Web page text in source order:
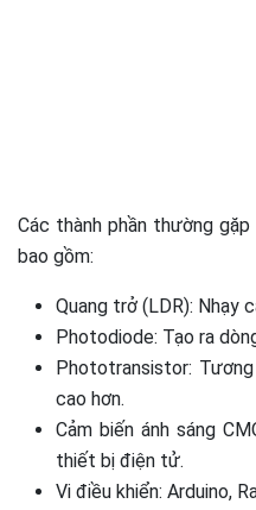
Các thành phần thường
bao gồm:
Quang trở (LDR): Nhạy
Photodiode: Tạo ra
Phototransistor:
cao hơn.
Cảm biến ánh sáng
thiết bị điện tử.
Vi điều khiển: Arduino,